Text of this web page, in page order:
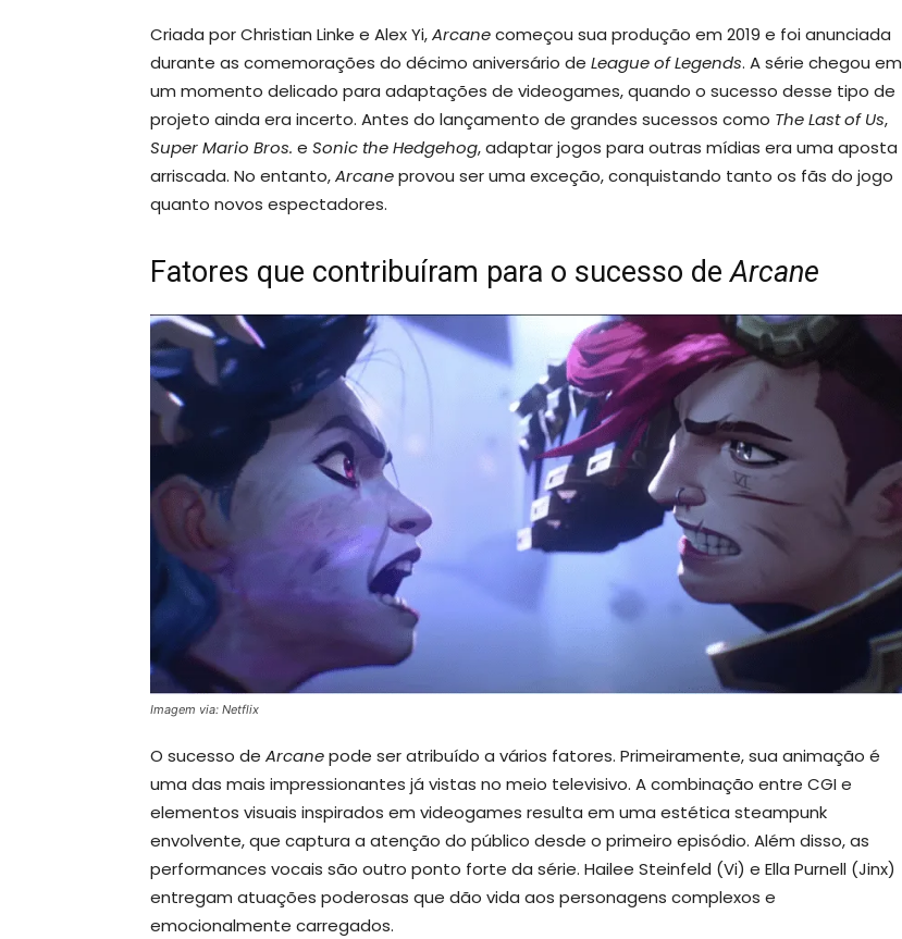
Criada por Christian Linke e Alex Yi,Arcanecomeçou sua produção em 2019 e foi anunciada
durante as comemorações do décimo aniversário de League of Legends. A série chegou em
um momento delicado para adaptações de videogames, quando o sucesso desse tipo de
projeto ainda era incerto. Antes do lançamento de grandes sucessos como The Last of Us,
Super Mario Bros. e Sonic the Hedgehog, adaptar jogos para outras mídias era uma aposta
arriscada. No entanto,Arcaneprovou ser uma exceção, conquistando tanto os fãs do jogo
quanto novos espectadores.
Fatores que contribuíram para o sucesso deArcane
Imagem via: Netflix
O sucesso de Arcanepode ser atribuído a vários fatores. Primeiramente, sua animação é
uma das mais impressionantes já vistas no meio televisivo. A combinação entre CGI e
elementos visuais inspirados em videogames resulta em uma estética steampunk
envolvente, que captura a atenção do público desde o primeiro episódio. Além disso, as
performances vocais são outro ponto forte da série. Hailee Steinfeld (Vi) e Ella Purnell (Jinx)
entregam atuações poderosas que dão vida aos personagens complexos e
emocionalmente carregados.